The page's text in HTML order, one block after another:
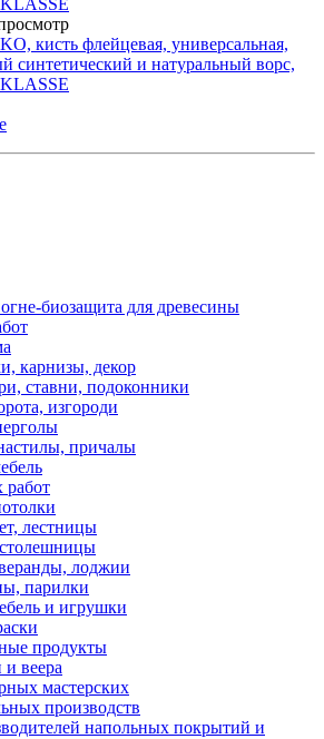
кисть флейцевая, универсальная,
синтетический и натуральный ворс,
биозащита для древесины
карнизы, декор
ставни, подоконники
изгороди
причалы
работ
лестницы
лоджии
парилки
и игрушки
продукты
веера
мастерских
производств
напольных покрытий и